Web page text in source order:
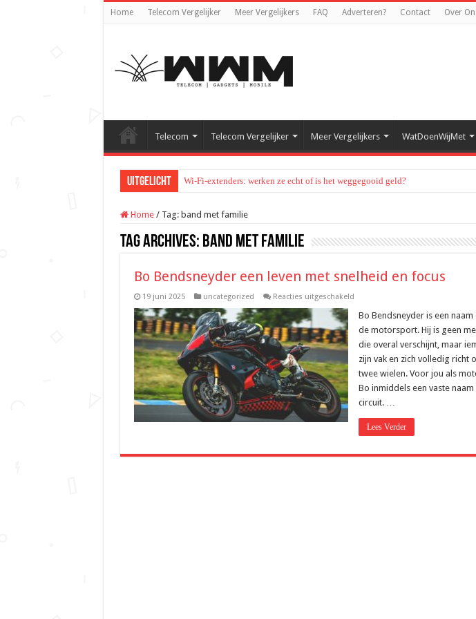
Home Telecom Vergelijker Meer Vergelijkers FAQ Adverteren? Contact Over
Telecom Telecom Vergelijker Meer Vergelijkers WatDoenWijMet
Uitgelicht Wi-Fi-extenders: werken ze echt of is het weggegooid geld?
Home / Tag: band met familie
Tag Archives: band met familie
Bo Bendsneyder een leven met snelheid en focus
19 juni 2025 uncategorized Reacties uitgeschakeldvoor
Bendsneyder
leven
met
snelheid
en
Bo Bendsneyder is een
de motorsport. Hij is geen
die overal verschijnt, maar
zijn vak en zich volledig richt
twee wielen. Voor jou als
Bo inmiddels een vaste
circuit. …
Lees Verder